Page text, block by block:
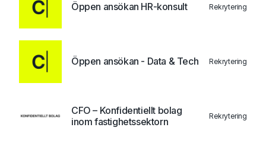
Öppen ansökan HR-konsult Rekrytering
Öppen ansökan - Data & Tech Rekrytering
CFO – Konfidentiellt bolag
inom fastighetssektorn
Rekrytering